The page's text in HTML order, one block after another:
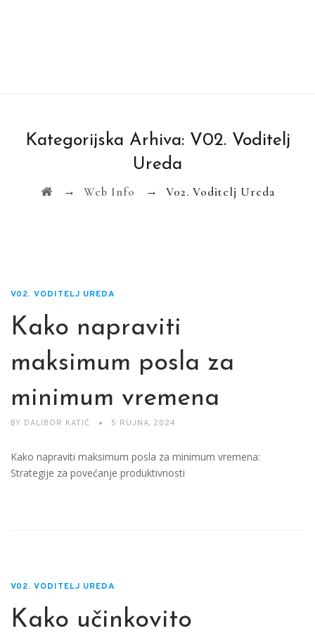
Kategorijska Arhiva: V02. Voditelj
Ureda
→ Web Info → V02. Voditelj Ureda
V02. VODITELJ UREDA
Kako napraviti
maksimum posla za
minimum vremena
BY DALIBOR KATIĆ 5 RUJNA, 2024
Kako napraviti maksimum posla za minimum vremena:
Strategije za povećanje produktivnosti
V02. VODITELJ UREDA
Kako učinkovito